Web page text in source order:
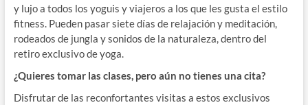
y lujo a todos los yoguis y viajeros a los que les gusta el estilo
fitness. Pueden pasar siete días de relajación y meditación,
rodeados de jungla y sonidos de la naturaleza, dentro del
retiro exclusivo de yoga.
¿Quieres tomar las clases, pero aún no tienes una cita?
Disfrutar de las reconfortantes visitas a estos exclusivos